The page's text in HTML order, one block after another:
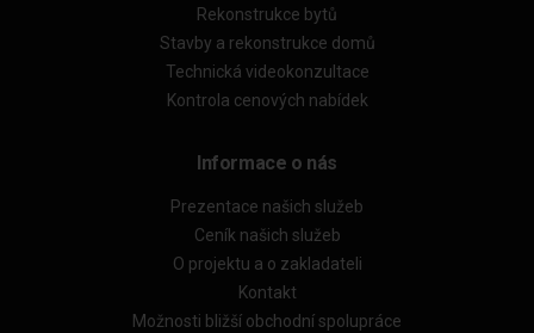
Rekonstrukce bytů
Stavby a rekonstrukce domů
Technická videokonzultace
Kontrola cenových nabídek
Informace o nás
Prezentace našich služeb
Ceník našich služeb
O projektu a o zakladateli
Kontakt
Možnosti bližší obchodní spolupráce